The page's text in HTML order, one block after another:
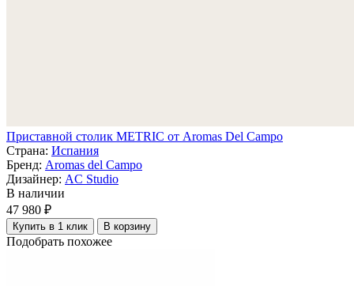
Приставной столик METRIC от Aromas Del Campo
Страна: Испания
Бренд: Aromas del Campo
Дизайнер: AC Studio
В наличии
47 980 ₽
Купить в 1 клик В корзину
Подобрать похожее